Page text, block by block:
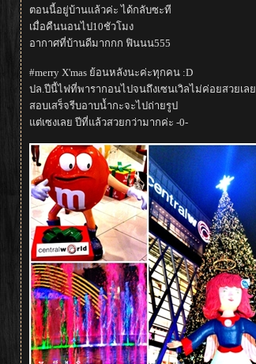
ตอนนี้อยู่บ้านแล้วค่ะ ได้กลับซะที
เมื่อคืนนอนไป10ชัวโมง
อากาศที่บ้านดีมากกก ฟินนน555
#merry X'mas ย้อนหลังนะค่ะทุกคน :D
ปล.ปีนี้ไฟที่พารากอนไปจนถึงเซนเวิลไม่ค่อยสวยเล
สอบเสร็จรีบอาบน้ำกะจะไปถ่ายรูป
ต่เซงเลย ปีที่แล้วสวยกว่ามากค่ะ -0-